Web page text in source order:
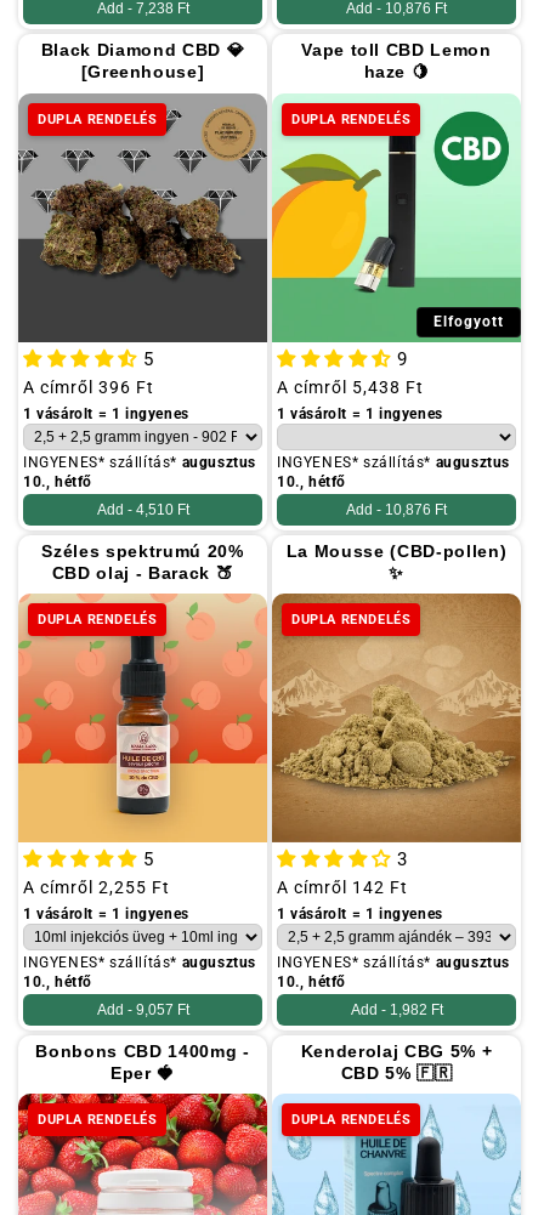
Add - 7,238 Ft Add - 10,876 Ft
Black Diamond CBD 💎
[Greenhouse]
DUPLA RENDELÉS
5
Szokásos
ár
A címről 396 Ft
1 vásárolt = 1 ingyenes
INGYENES* szállítás* augusztus
10., hétfő
Add - 4,510 Ft
Vape toll CBD Lemon
haze 🍋
DUPLA RENDELÉS
Elfogyott
9
Szokásos
ár
A címről 5,438 Ft
1 vásárolt = 1 ingyenes
INGYENES* szállítás* augusztus
10., hétfő
Add - 10,876 Ft
Széles spektrumú 20%
CBD olaj - Barack 🍑
DUPLA RENDELÉS
5
Szokásos
ár
A címről 2,255 Ft
1 vásárolt = 1 ingyenes
INGYENES* szállítás* augusztus
10., hétfő
Add - 9,057 Ft
La Mousse (CBD-pollen)
✨
DUPLA RENDELÉS
3
Szokásos
ár
A címről 142 Ft
1 vásárolt = 1 ingyenes
INGYENES* szállítás* augusztus
10., hétfő
Add - 1,982 Ft
Bonbons CBD 1400mg -
Eper 🍓
DUPLA RENDELÉS
Kenderolaj CBG 5% +
CBD 5% 🇫🇷
DUPLA RENDELÉS